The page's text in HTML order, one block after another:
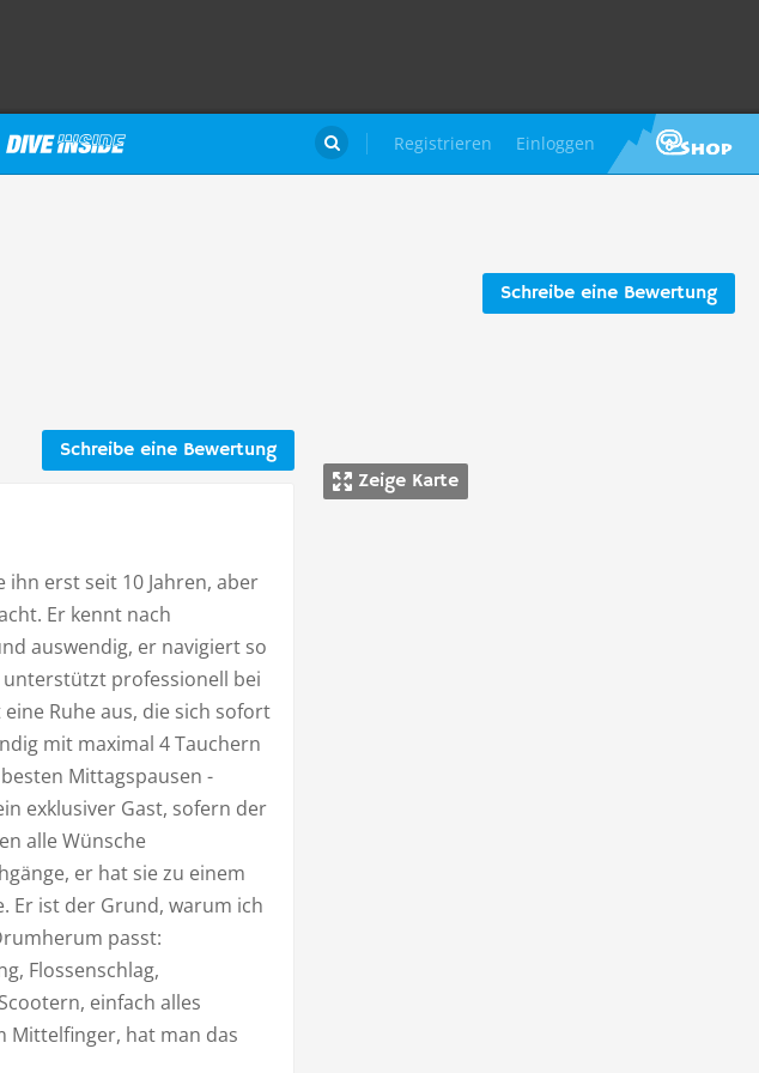
Registrieren Einloggen

Schreibe eine Bewertung
Zeige Karte
Schreibe eine Bewertung
ihn erst seit 10 Jahren, aber
Er kennt nach
auswendig, er navigiert so
professionell bei
Ruhe aus, die sich sofort
mit maximal 4 Tauchern
Mittagspausen -
exklusiver Gast, sofern der
alle Wünsche
er hat sie zu einem
Er ist der Grund, warum ich
passt:
Flossenschlag,
einfach alles
Mittelfinger, hat man das